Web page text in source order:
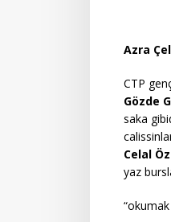
Azra
CTP
Gözde
saka
Celal
yaz